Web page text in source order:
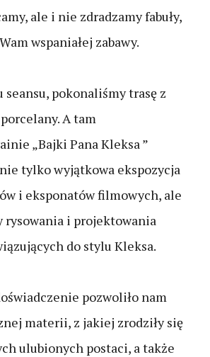
ale i nie zdradzamy fabuły,
wspaniałej zabawy.
seansu, pokonaliśmy trasę z
A tam
„Bajki Pana Kleksa ”
nie tylko wyjątkowa ekspozycja
i eksponatów filmowych, ale
rysowania i projektowania
do stylu Kleksa.
pozwoliło nam
materii, z jakiej zrodziły się
ulubionych postaci, a także